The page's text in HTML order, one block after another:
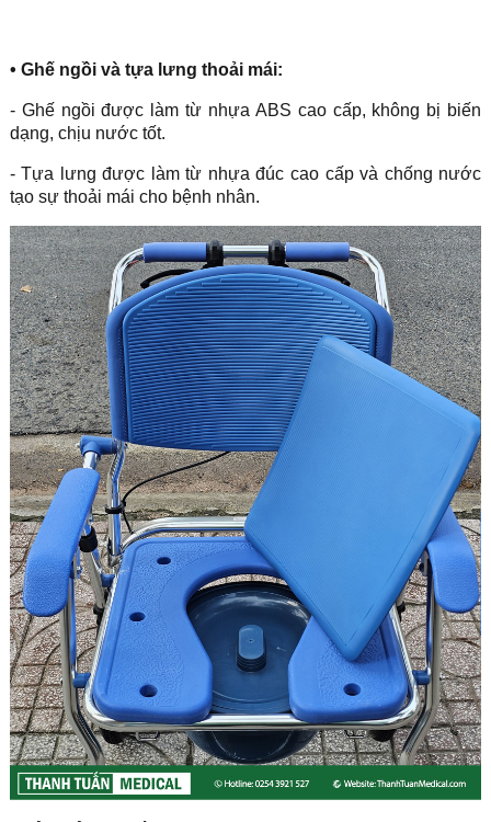
• Ghế ngồi và tựa lưng thoải mái:
- Ghế ngồi được làm từ nhựa ABS cao cấp, không bị biến
dạng, chịu nước tốt.
- Tựa lưng được làm từ nhựa đúc cao cấp và chống nước
tạo sự thoải mái cho bệnh nhân.